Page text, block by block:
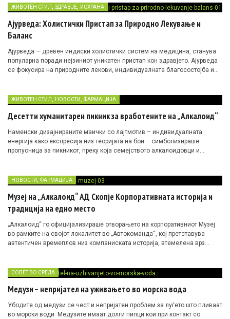
ЖИВОТЕН СТИЛ, ЗДРАВЈЕ, ИСХРАНА
Ајурведа: Холистички Пристап за Природно Лекување и
Баланс
Ајурведа — древен индиски холистички систем на медицина, станува
популарна поради нејзиниот уникатен пристап кон здравјето. Ајурведа
се фокусира на природните лекови, индивидуалната благосостојба и
постигне оптимално здравје и хармонија преку мудроста на природата.
ЖИВОТЕН СТИЛ, НОВОСТИ, ФАРМАЦИЈА
Десетти хуманитарен пикник за вработените на „Aлкалоид“
Наменски дизајнираните маички со лајтмотив – индивидуалната
енергија како експресија низ теоријата на бои – симболизираше
пропусница за пикникот, преку која семејството алкалоидовци и
НОВОСТИ, ФАРМАЦИЈА
Музеј на „Алкалоид“ АД Скопје Kорпоративната историја и
традиција на едно место
„Алкалоид“ го официјализираше отворањето на корпоративниот Музеј
во рамките на својот локалитет во „Автокоманда“, кој претставува
автентичен времеплов низ компаниската историја, втемелена врз
СОВЕТ ВО СРЕДА
Медузи – непријател на уживањето во морска вода
Убодите од медузи се чест и непријатен проблем за луѓето што пливаат
во морски води. Медузите имаат долги пипци кои при контакт со